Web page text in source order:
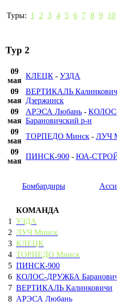
Туры: 1 2 3 4 5 6 7 8 9 10
Тур 2
09
мая
КЛЕЦК - УЗДА
09
мая
ВЕРТИКАЛЬ
Дзержинск
09
мая
АРЭСА Любань -
Барановичский р-н
09
мая
ТОРПЕДО Минск - ЛУЧ
09
мая
ПИНСК-900 - ЮА-СТРОЙ
Бомбардиры
КОМАНДА
1
УЗДА
2 ЛУЧ Минск
3 КЛЕЦК
4 ТОРПЕДО Минск
5 ПИНСК-900
6 КОЛОС-ДРУЖБА
7 ВЕРТИКАЛЬ Калинковичи
8 АРЭСА Любань